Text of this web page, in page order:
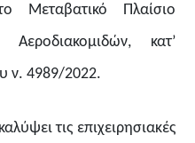
Μεταβατικό Πλαίσιο
κατ’
ν. 4989/2022.
τις επιχειρησιακές